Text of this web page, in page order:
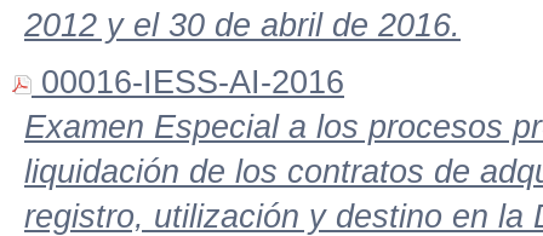
2012 y el 30 de abril de 2016.
00016-IESS-AI-2016
Examen Especial a los procesos
liquidación de los contratos de
registro, utilización y destino en la